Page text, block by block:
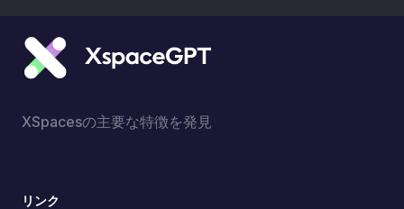
XSpacesの主要な特徴を発見
リンク